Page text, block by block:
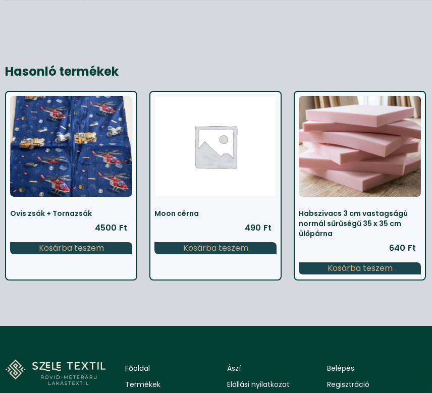
Hasonló termékek
Ovis zsák + Tornazsák
4500 Ft
Kosárba teszem
Moon cérna
490 Ft
Kosárba teszem
Habszivacs 3 cm vastagságú
normál sűrűségű 35 x 35 cm
ülőpárna
640 Ft
Kosárba teszem
Főoldal
Termékek
Ászf
Elállási nyilatkozat
Belépés
Regisztráció